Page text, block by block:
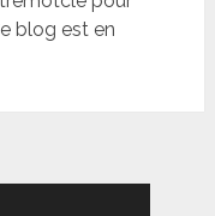
blog est en